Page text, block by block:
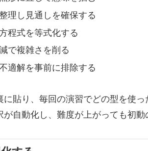
理し見通しを確保する
程式を等式化する
で複雑さを削る
適解を事前に排除する
貼り、毎回の演習でどの型を使
自動化し、難度が上がっても初動